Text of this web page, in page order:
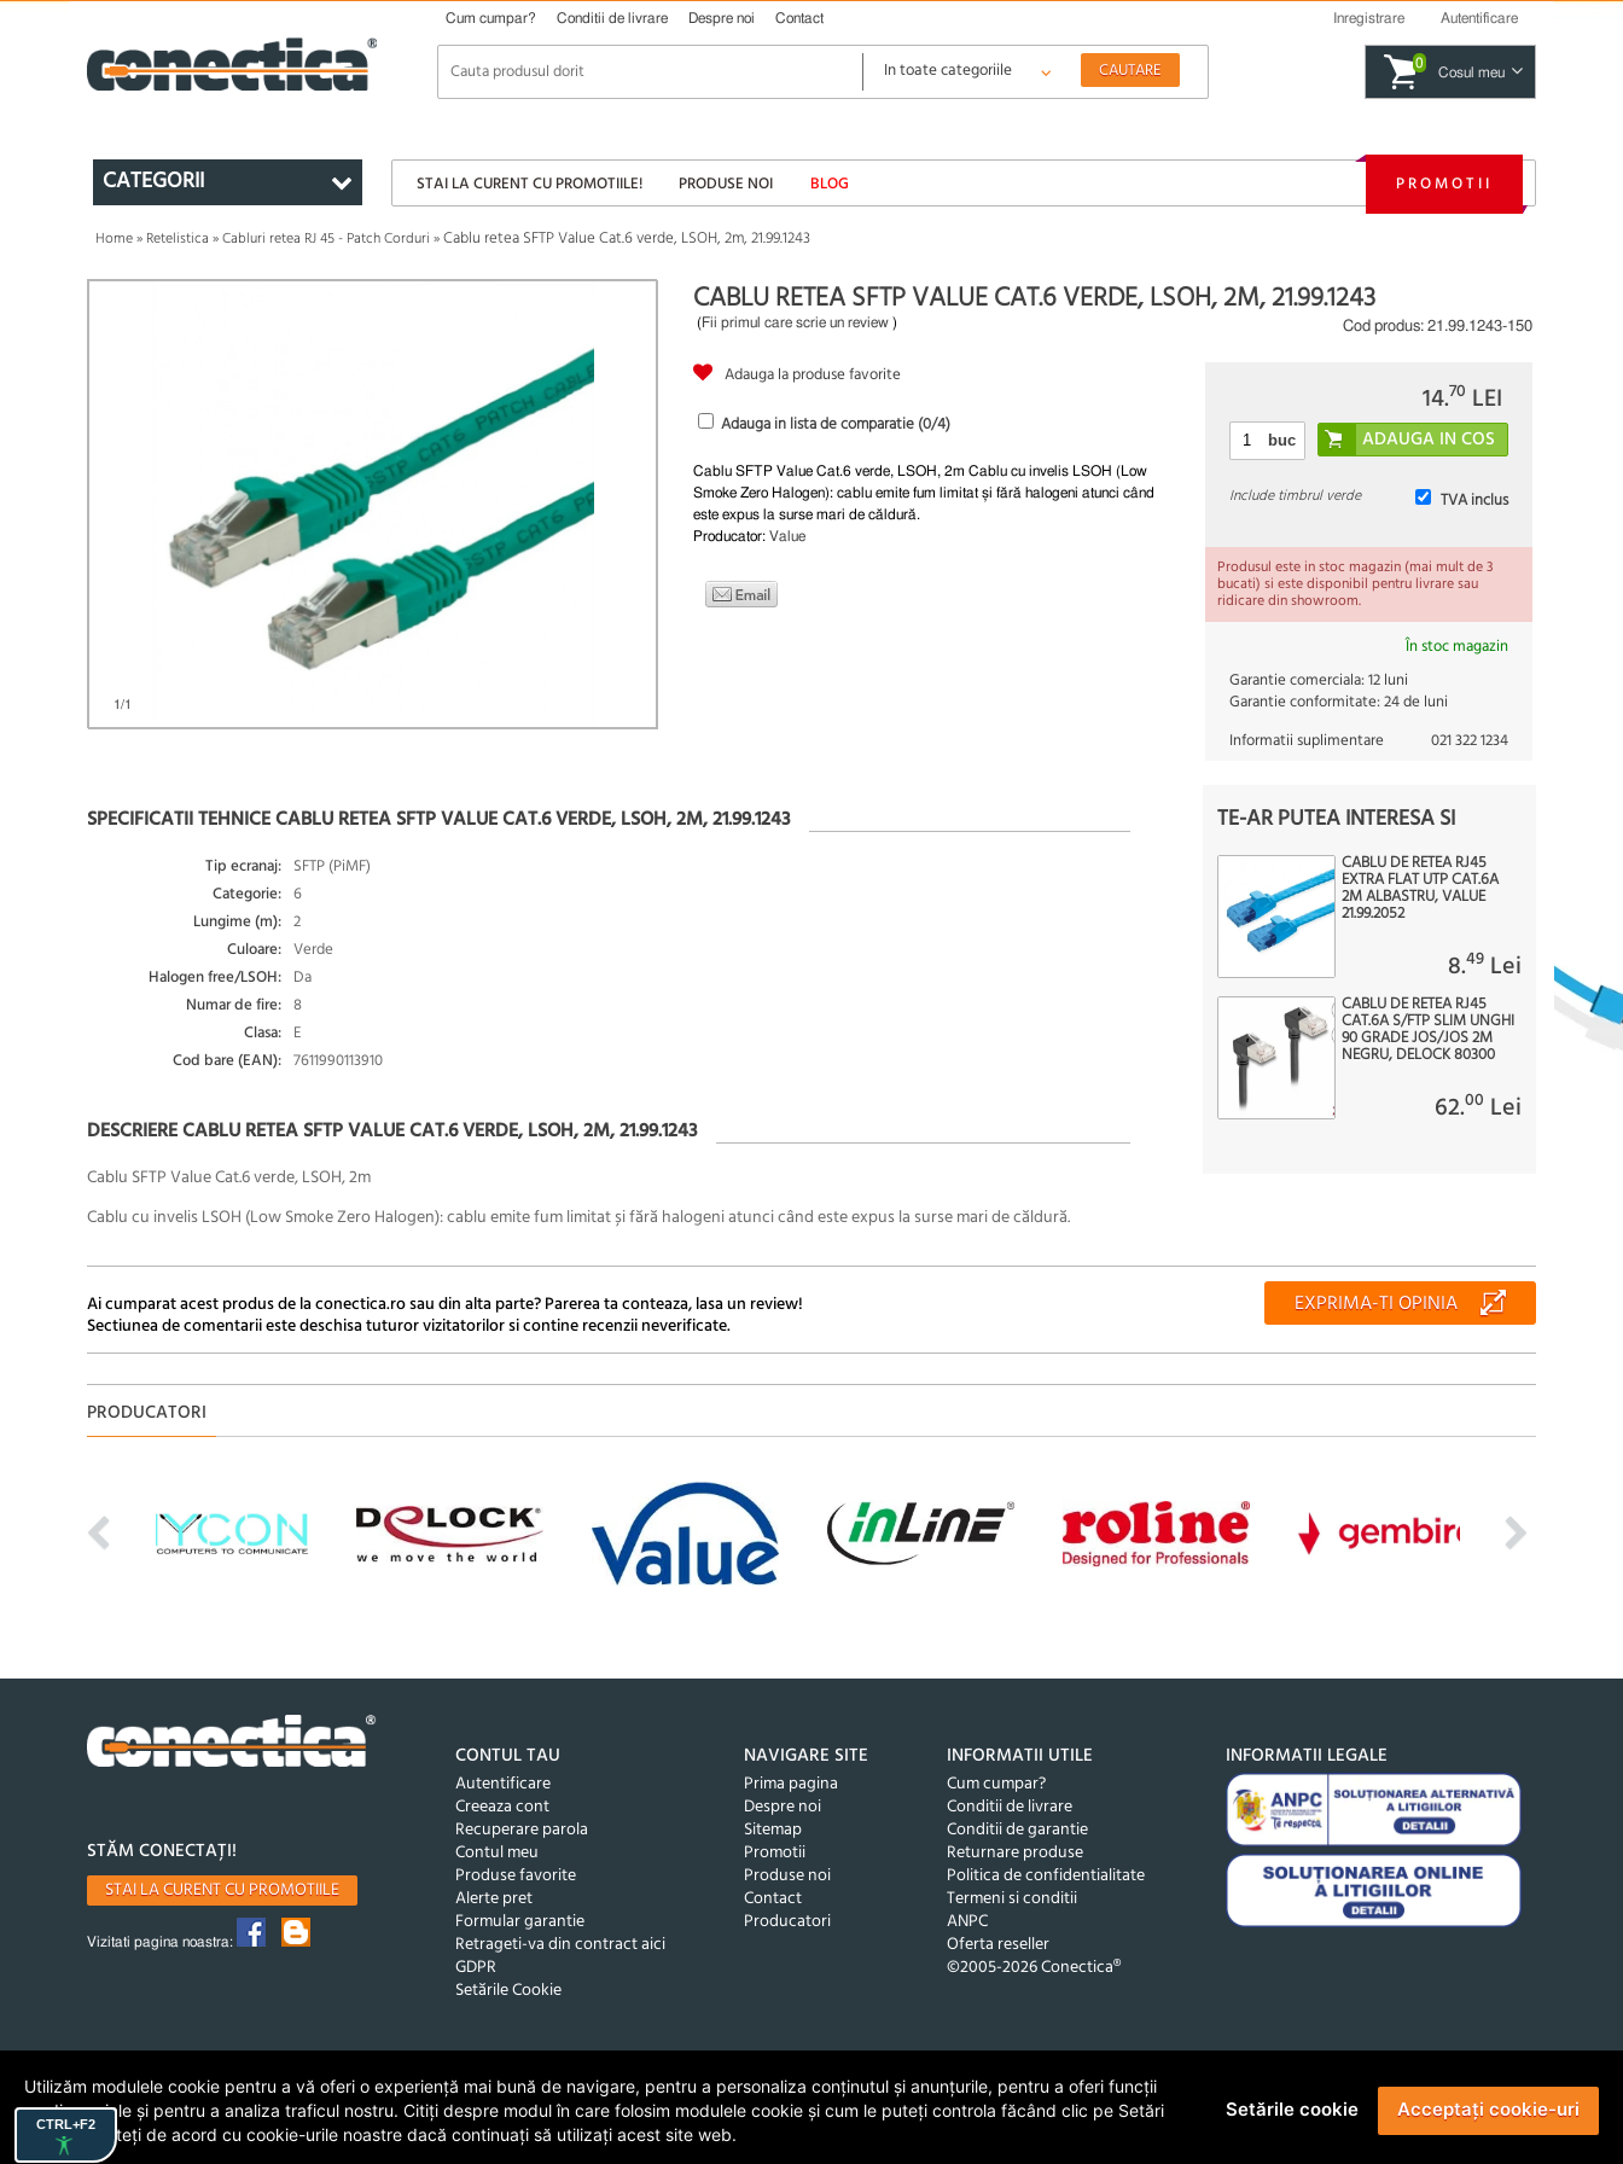
CTRL+F2
Cum cumpar? Conditii de livrare Despre noi Contact Inregistrare Autentificare
0
Cosul meu
CATEGORII STAI LA CURENT CU PROMOTIILE! PRODUSE NOI BLOG PROMOTII
Home» Retelistica »Cabluri retea RJ 45 - Patch Corduri »Cablu retea SFTP Value Cat.6 verde, LSOH, 2m, 21.99.1243
1/1
CABLU RETEA SFTP VALUE CAT.6 VERDE, LSOH, 2M, 21.99.1243
(Fii primul care scrie un review ) Cod produs: 21.99.1243-150
Adauga la produse favorite
Adauga in lista de comparatie (0/4)
Cablu SFTP Value Cat.6 verde, LSOH, 2m Cablu cu invelis LSOH (Low
Smoke Zero Halogen): cablu emite fum limitat și fără halogeni atunci când
este expus la surse mari de căldură.
Producator: Value
14.70 LEI
buc
TVA inclus
Include timbrul verde
Produsul este in stoc magazin (mai mult de 3
bucati) si este disponibil pentru livrare sau
ridicare din showroom.
În stoc magazin
Garantie comerciala:12 luni
Garantie conformitate:24 de luni
Informatii suplimentare
021 322 1234
SPECIFICATII TEHNICE CABLU RETEA SFTP VALUE CAT.6 VERDE, LSOH, 2M, 21.99.1243
Tip ecranaj: SFTP (PiMF)
Categorie: 6
Lungime (m): 2
Culoare: Verde
Halogen free/LSOH: Da
Numar de fire: 8
Clasa: E
Cod bare (EAN): 7611990113910
DESCRIERE CABLU RETEA SFTP VALUE CAT.6 VERDE, LSOH, 2M, 21.99.1243
Cablu SFTP Value Cat.6 verde, LSOH, 2m
Cablu cu invelis LSOH (Low Smoke Zero Halogen): cablu emite fum limitat și fără halogeni atunci când este expus la surse mari de căldură.
TE-AR PUTEA INTERESA SI
CABLU DE RETEA RJ45
EXTRA FLAT UTP CAT.6A
2M ALBASTRU, VALUE
21.99.2052
8.49 Lei
CABLU DE RETEA RJ45
CAT.6A S/FTP SLIM UNGHI
90 GRADE JOS/JOS 2M
NEGRU, DELOCK 80300
62.00 Lei
Ai cumparat acest produs de la conectica.ro sau din alta parte? Parerea ta conteaza, lasa un review!
Sectiunea de comentarii este deschisa tuturor vizitatorilor si contine recenzii neverificate.
EXPRIMA-TI OPINIA
PRODUCATORI
STĂM CONECTAȚI!
STAI LA CURENT CU PROMOTIILE
Vizitati pagina noastra:
CONTUL TAU
Autentificare
Creeaza cont
Recuperare parola
Contul meu
Produse favorite
Alerte pret
Formular garantie
Retrageti-va din contract aici
GDPR
Setările Cookie
NAVIGARE SITE
Prima pagina
Despre noi
Sitemap
Promotii
Produse noi
Contact
Producatori
INFORMATII UTILE
Cum cumpar?
Conditii de livrare
Conditii de garantie
Returnare produse
Politica de confidentialitate
Termeni si conditii
ANPC
Oferta reseller
©2005-2026 Conectica®
INFORMATII LEGALE
Utilizăm modulele cookie pentru a vă oferi o experiență mai bună de navigare, pentru a personaliza conținutul și anunțurile, pentru a oferi funcții
media sociale și pentru a analiza traficul nostru. Citiți despre modul în care folosim modulele cookie și cum le puteți controla făcând clic pe Setări
cookie. Sunteți de acord cu cookie-urile noastre dacă continuați să utilizați acest site web.
Setările cookie Acceptați cookie-uri